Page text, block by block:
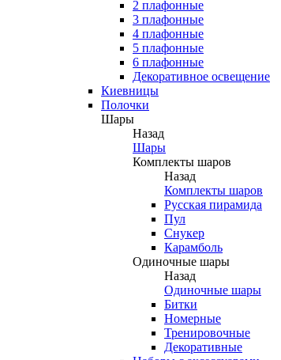
2 плафонные
3 плафонные
4 плафонные
5 плафонные
6 плафонные
Декоративное освещение
Киевницы
Полочки
Шары
Назад
Шары
Комплекты шаров
Назад
Комплекты шаров
Русская пирамида
Пул
Снукер
Карамболь
Одиночные шары
Назад
Одиночные шары
Битки
Номерные
Тренировочные
Декоративные